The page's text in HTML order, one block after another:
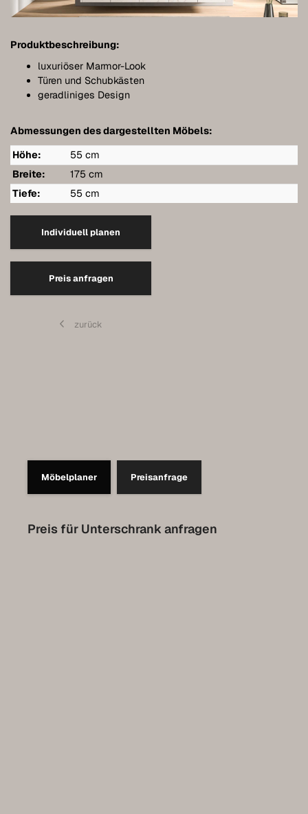
Produktbeschreibung:
luxuriöser Marmor-Look
Türen und Schubkästen
geradliniges Design
Abmessungen des dargestellten Möbels:
Höhe:
55 cm
Breite:
175 cm
Tiefe:
55 cm
Individuell planen
Preis anfragen
zurück
Möbelplaner Preisanfrage
Preis für Unterschrank anfragen
Meubles de salle de bains
Étagères murales suspendues
Dressings
Étagères
Buffets
Armoires murales
Qualité de nos meubles
Entretien